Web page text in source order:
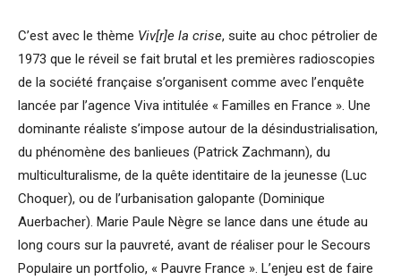
C’est avec le thème Viv[r]e la crise, suite au choc pétrolier de
1973 que le réveil se fait brutal et les premières radioscopies
de la société française s’organisent comme avec l’enquête
lancée par l’agence Viva intitulée « Familles en France ». Une
dominante réaliste s’impose autour de la désindustrialisation,
du phénomène des banlieues (Patrick Zachmann), du
multiculturalisme, de la quête identitaire de la jeunesse (Luc
Choquer), ou de l’urbanisation galopante (Dominique
Auerbacher). Marie Paule Nègre se lance dans une étude au
long cours sur la pauvreté, avant de réaliser pour le Secours
Populaire un portfolio, « Pauvre France ». L’enjeu est de faire